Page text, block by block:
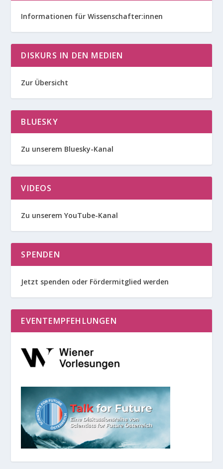
Informationen für Wissenschafter:innen
DISKURS IN DEN MEDIEN
Zur Übersicht
BLUESKY
Zu unserem Bluesky-Kanal
VIDEOS
Zu unserem YouTube-Kanal
SPENDEN
Jetzt spenden oder Fördermitglied werden
EVENTEMPFEHLUNGEN